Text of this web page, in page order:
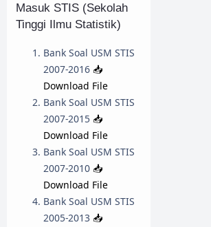
Masuk STIS (Sekolah
Tinggi Ilmu Statistik)
Bank Soal USM STIS
2007-2016 📥
Download File
Bank Soal USM STIS
2007-2015 📥
Download File
Bank Soal USM STIS
2007-2010 📥
Download File
Bank Soal USM STIS
2005-2013 📥